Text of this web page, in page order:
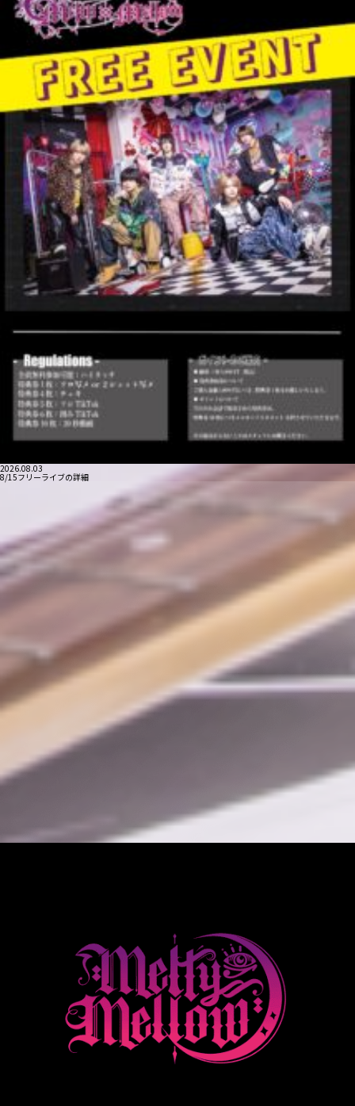
2026.08.03
8/15フリーライブの詳細